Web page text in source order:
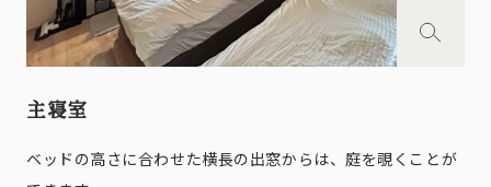
主寝室
ベッドの高さに合わせた横長の出窓からは、庭を覗くことが